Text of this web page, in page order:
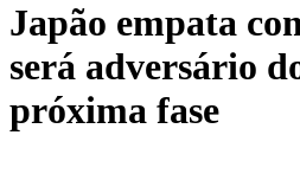
Japão empata
será adversário
próxima fase